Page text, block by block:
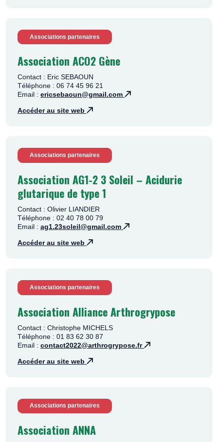
Associations partenaires
Association ACO2 Gène
Contact : Eric SEBAOUN
Téléphone : 06 74 45 96 21
Email : ericsebaoun@gmail.com
Accéder au site web
Associations partenaires
Association AG1-2 3 Soleil – Acidurie
glutarique de type 1
Contact : Olivier LIANDIER
Téléphone : 02 40 78 00 79
Email : ag1.23soleil@gmail.com
Accéder au site web
Associations partenaires
Association Alliance Arthrogrypose
Contact : Christophe MICHELS
Téléphone : 01 83 62 30 87
Email : contact2022@arthrogrypose.fr
Accéder au site web
Associations partenaires
Association ANNA